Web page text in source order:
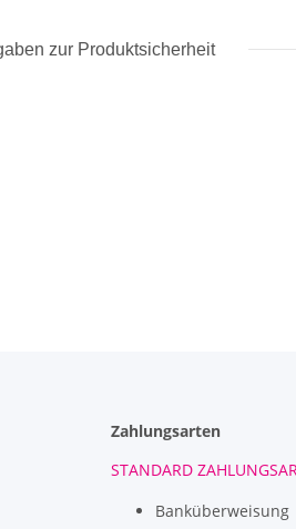
zur Produktsicherheit
Zahlungsarten
STANDARD
Banküberweisung